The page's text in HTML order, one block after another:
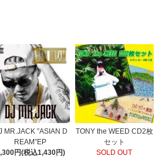
MR.JACK ”ASIAN D
REAM”EP
円(税込1,430円)
TONY the WEED CD2枚
セット
SOLD OUT